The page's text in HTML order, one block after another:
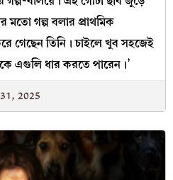
মতো গল্প বলার প্রাথমিক
গেছেন তিনি। চাইলে খুব সহজেই
এগুলি ধার করতে পারেন।’
2025